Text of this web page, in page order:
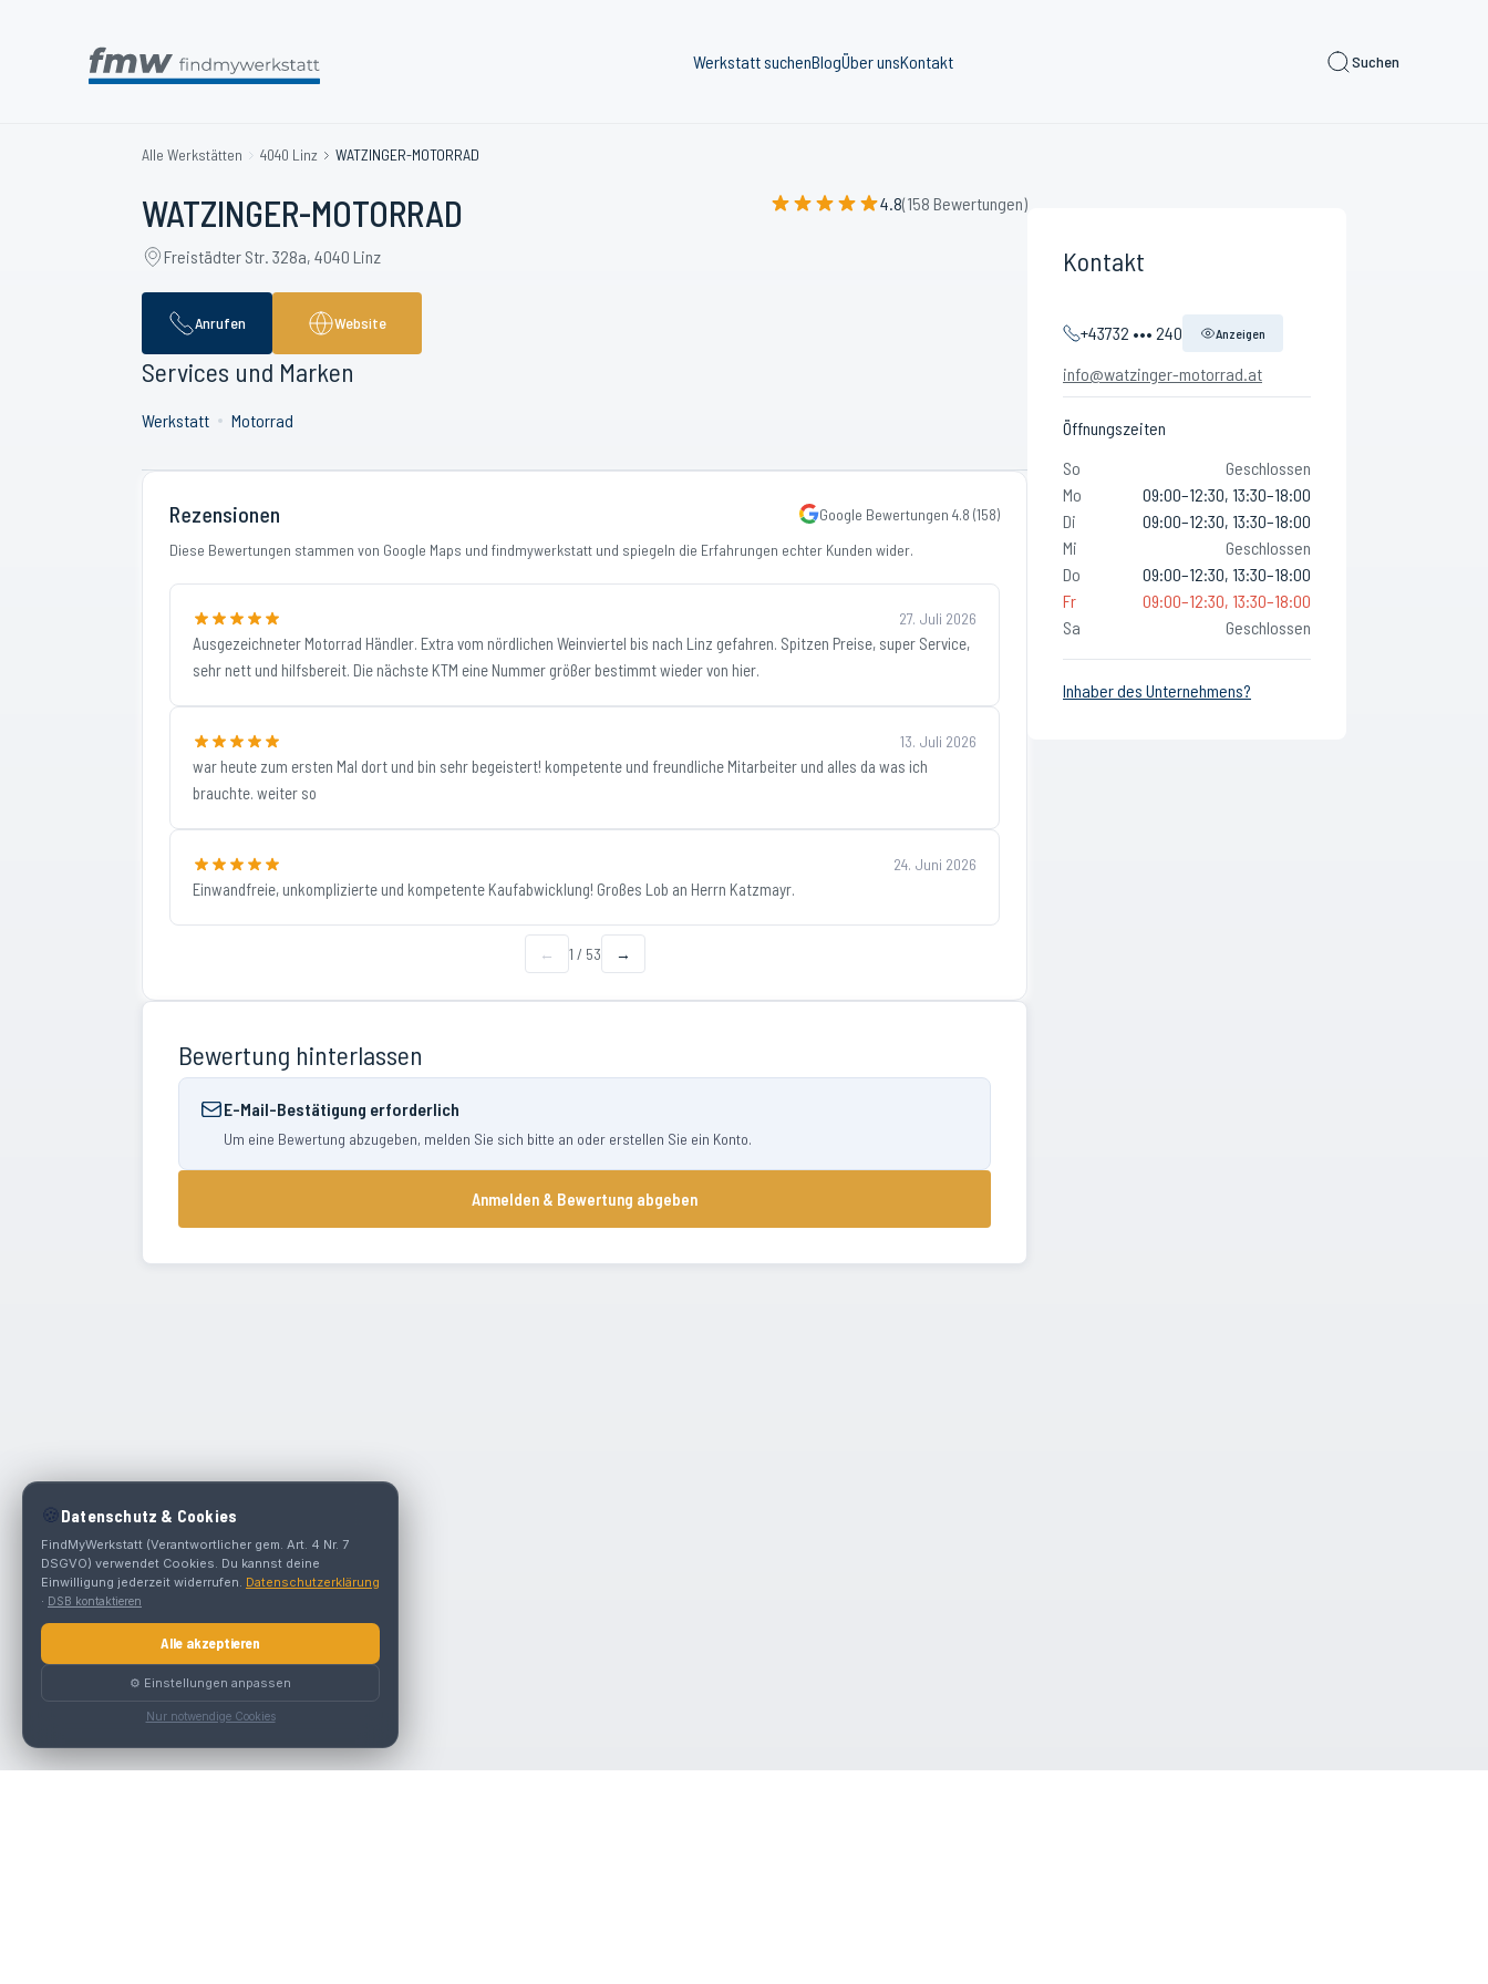
Werkstatt suchenBlogÜber unsKontakt Suchen
Alle Werkstätten 4040 Linz WATZINGER-MOTORRAD
WATZINGER-MOTORRAD 4.8(158 Bewertungen)
Freistädter Str. 328a, 4040 Linz
Anrufen Website
Services und Marken
Werkstatt Motorrad
Rezensionen Google Bewertungen 4.8 (158)
Diese Bewertungen stammen von Google Maps und findmywerkstatt und spiegeln die Erfahrungen echter Kunden wider.
27. Juli 2026
Ausgezeichneter Motorrad Händler. Extra vom nördlichen Weinviertel bis nach Linz gefahren. Spitzen Preise, super Service,
sehr nett und hilfsbereit. Die nächste KTM eine Nummer größer bestimmt wieder von hier.
13. Juli 2026
war heute zum ersten Mal dort und bin sehr begeistert! kompetente und freundliche Mitarbeiter und alles da was ich
brauchte. weiter so
24. Juni 2026
Einwandfreie, unkomplizierte und kompetente Kaufabwicklung! Großes Lob an Herrn Katzmayr.
← 1 / 53 →
Bewertung hinterlassen
E-Mail-Bestätigung erforderlich
Um eine Bewertung abzugeben, melden Sie sich bitte an oder erstellen Sie ein Konto.
Anmelden & Bewertung abgeben
Kontakt
+43732 ••• 240 Anzeigen
info@watzinger-motorrad.at
Öffnungszeiten
So
Geschlossen
Mo
09:00–12:30, 13:30–18:00
Di
09:00–12:30, 13:30–18:00
Mi
Geschlossen
Do
09:00–12:30, 13:30–18:00
Fr
09:00–12:30, 13:30–18:00
Sa
Geschlossen
Inhaber des Unternehmens?
🍪 Datenschutz & Cookies
FindMyWerkstatt (Verantwortlicher gem. Art. 4 Nr. 7
DSGVO) verwendet Cookies. Du kannst deine
Einwilligung jederzeit widerrufen. Datenschutzerklärung
· DSB kontaktieren
Alle akzeptieren
⚙️ Einstellungen anpassen
Nur notwendige Cookies